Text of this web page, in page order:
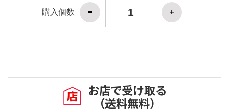
購入個数
お店で受け取る
（送料無料）